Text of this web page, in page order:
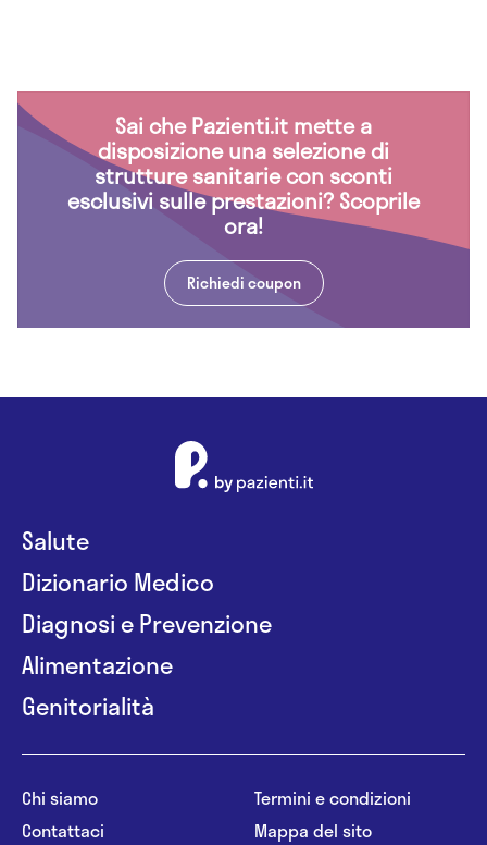
Sai che Pazienti.it mette a
disposizione una selezione di
strutture sanitarie con sconti
esclusivi sulle prestazioni? Scoprile
ora!
Richiedi coupon
Salute
Dizionario Medico
Diagnosi e Prevenzione
Alimentazione
Genitorialità
Chi siamo
Contattaci
Termini e condizioni
Mappa del sito